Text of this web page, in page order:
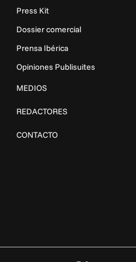
Press Kit
Dossier comercial
Prensa Ibérica
Opiniones Publisuites
MEDIOS
REDACTORES
CONTACTO